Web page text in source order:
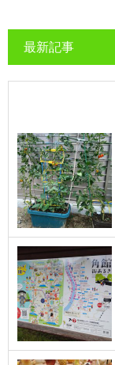
最新記事